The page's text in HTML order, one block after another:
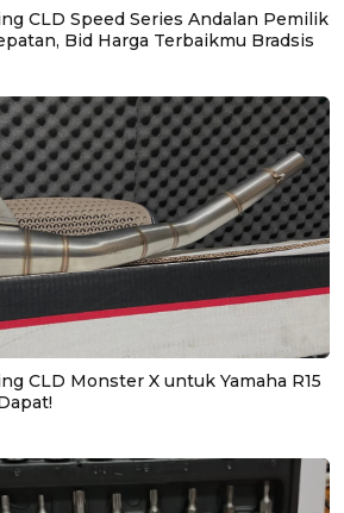
CLD Speed Series Andalan Pemilik
Bid Harga Terbaikmu Bradsis
CLD Monster X untuk Yamaha R15